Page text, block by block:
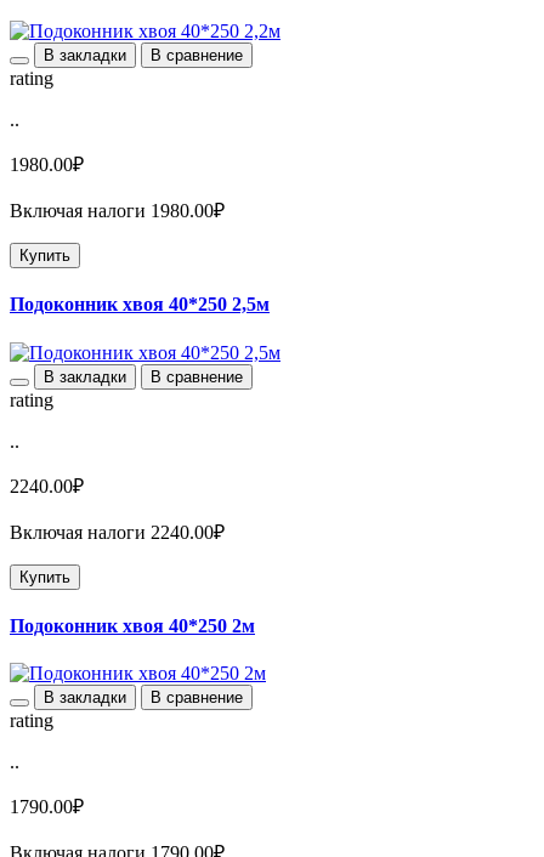
В закладки В сравнение
rating
..
1980.00₽
Включая налоги 1980.00₽
Купить
Подоконник хвоя 40*250 2,5м
В закладки В сравнение
rating
..
2240.00₽
Включая налоги 2240.00₽
Купить
Подоконник хвоя 40*250 2м
В закладки В сравнение
rating
..
1790.00₽